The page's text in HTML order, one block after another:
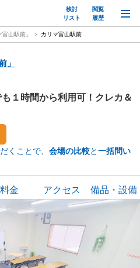
検討
リスト
閲覧
履歴
山駅前」 カリマ富山駅前
」
１時間から利用可！クレカ＆
くことで、 会場の比較と一括問い
料金 アクセス 備品・設備